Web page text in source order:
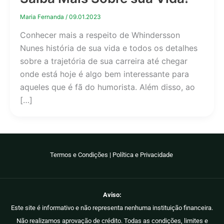
Maria Fernanda / 09.01.2023
Conhecer mais a respeito de Whindersson
Nunes história de sua vida e todos os detalhes
sobre a trajetória de sua carreira até chegar
onde está hoje é algo bem interessante para
aqueles que é fã do humorista. Além disso, ao
[…]
Termos e Condições | Política e Privacidade
Aviso:
Este site é informativo e não representa nenhuma instituição financeira.
Não realizamos aprovação de crédito. Todas as condições, limites e